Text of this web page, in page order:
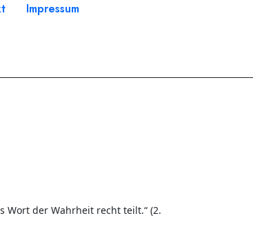
Impressum
der Wahrheit recht teilt.“ (2.